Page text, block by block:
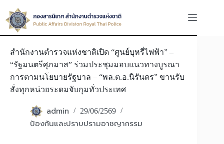
to
content
สำนักงานตำรวจแห่งชาติเปิด “ศูนย์บุหรี่ไฟฟ้า” –
“รัฐมนตรีศุภมาส” ร่วมประชุมมอบแนวทางบูรณา
การตามนโยบายรัฐบาล – “พล.ต.อ.นิรันดร” ขานรับ
สั่งทุกหน่วยระดมจับกุมทั่วประเทศ
admin 29/06/2569
ป้องกันและปราบปรามอาชญากรรม